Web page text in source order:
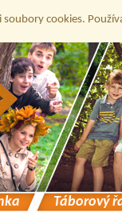
Táborový
cookies.